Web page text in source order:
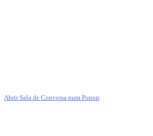
Abrir Sala de Conversa num Popup